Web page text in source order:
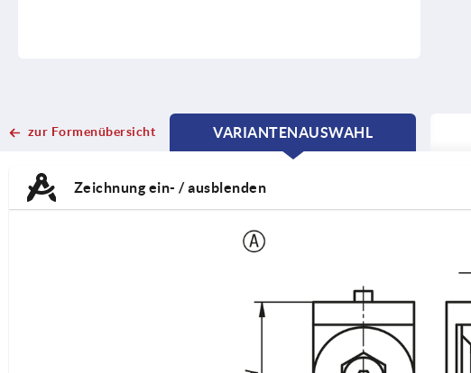
zur Formenübersicht
VARIANTENAUSWAHL
CURRENT
CURRENT
Zeichnung ein- / ausblenden